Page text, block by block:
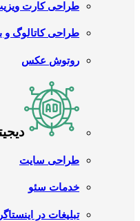
طراحی کارت
طراحی کاتالوگ و
روتوش عکس
طراحی سایت
خدمات سئو
تبلیغات در